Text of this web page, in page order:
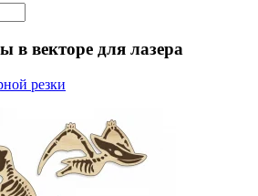
в векторе для лазера
резки